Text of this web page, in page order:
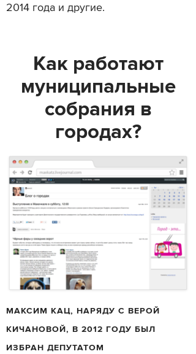
2014 года и другие.
Как работают
муниципальные
собрания в
городах?
МАКСИМ КАЦ, НАРЯДУ С ВЕРОЙ
КИЧАНОВОЙ, В 2012 ГОДУ БЫЛ
ИЗБРАН ДЕПУТАТОМ